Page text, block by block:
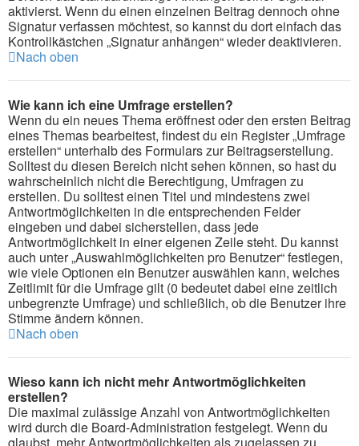
aktivierst. Wenn du einen einzelnen Beitrag dennoch ohne
Signatur verfassen möchtest, so kannst du dort einfach das
Kontrollkästchen „Signatur anhängen“ wieder deaktivieren.
Nach oben
Wie kann ich eine Umfrage erstellen?
Wenn du ein neues Thema eröffnest oder den ersten Beitrag
eines Themas bearbeitest, findest du ein Register „Umfrage
erstellen“ unterhalb des Formulars zur Beitragserstellung.
Solltest du diesen Bereich nicht sehen können, so hast du
wahrscheinlich nicht die Berechtigung, Umfragen zu
erstellen. Du solltest einen Titel und mindestens zwei
Antwortmöglichkeiten in die entsprechenden Felder
eingeben und dabei sicherstellen, dass jede
Antwortmöglichkeit in einer eigenen Zeile steht. Du kannst
auch unter „Auswahlmöglichkeiten pro Benutzer“ festlegen,
wie viele Optionen ein Benutzer auswählen kann, welches
Zeitlimit für die Umfrage gilt (0 bedeutet dabei eine zeitlich
unbegrenzte Umfrage) und schließlich, ob die Benutzer ihre
Stimme ändern können.
Nach oben
Wieso kann ich nicht mehr Antwortmöglichkeiten
erstellen?
Die maximal zulässige Anzahl von Antwortmöglichkeiten
wird durch die Board-Administration festgelegt. Wenn du